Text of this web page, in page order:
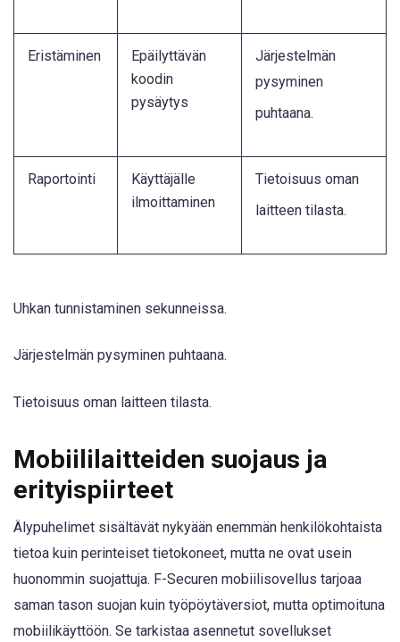
Eristäminen
Epäilyttävän
koodin
pysäytys
Järjestelmän
pysyminen
puhtaana.
Raportointi
Käyttäjälle
ilmoittaminen
Tietoisuus oman
laitteen tilasta.
Uhkan tunnistaminen sekunneissa.
Järjestelmän pysyminen puhtaana.
Tietoisuus oman laitteen tilasta.
Mobiililaitteiden suojaus ja
erityispiirteet
Älypuhelimet sisältävät nykyään enemmän henkilökohtaista
tietoa kuin perinteiset tietokoneet, mutta ne ovat usein
huonommin suojattuja. F-Securen mobiilisovellus tarjoaa
saman tason suojan kuin työpöytäversiot, mutta optimoituna
mobiilikäyttöön. Se tarkistaa asennetut sovellukset